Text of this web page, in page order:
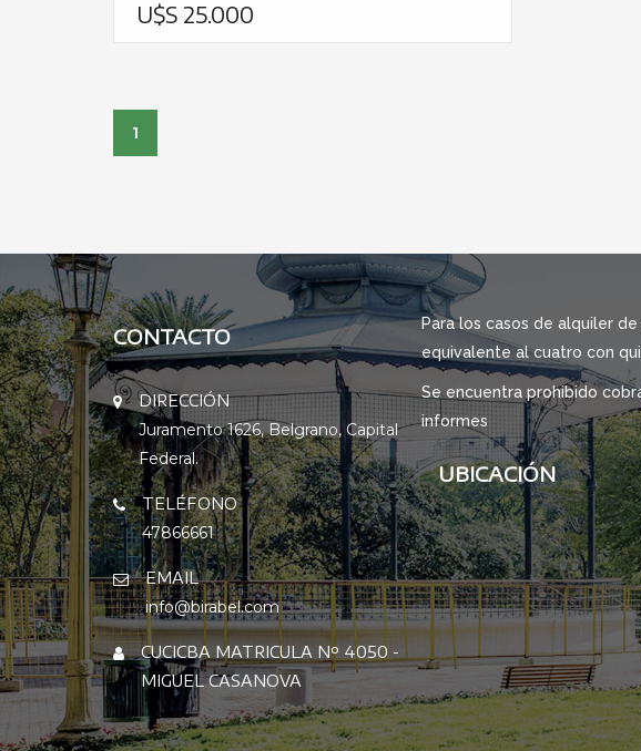
U$S 25.000
1
CONTACTO
DIRECCIÓN
Juramento 1626, Belgrano, Capital
Federal.
TELÉFONO
47866661
EMAIL
info@birabel.com
CUCICBA MATRICULA Nº 4050 -
MIGUEL CASANOVA
Para los casos de alquiler
equivalente al cuatro con
Se encuentra prohibido
informes
UBICACIÓN